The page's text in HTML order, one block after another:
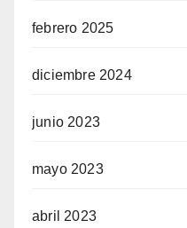
febrero 2025
diciembre 2024
junio 2023
mayo 2023
abril 2023